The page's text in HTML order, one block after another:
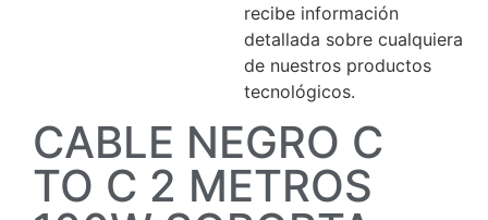
recibe información
detallada sobre cualquiera
de nuestros productos
tecnológicos.
CABLE NEGRO C
TO C 2 METROS